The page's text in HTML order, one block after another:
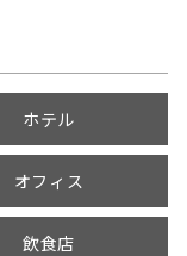
ホテル
オフィス
飲食店